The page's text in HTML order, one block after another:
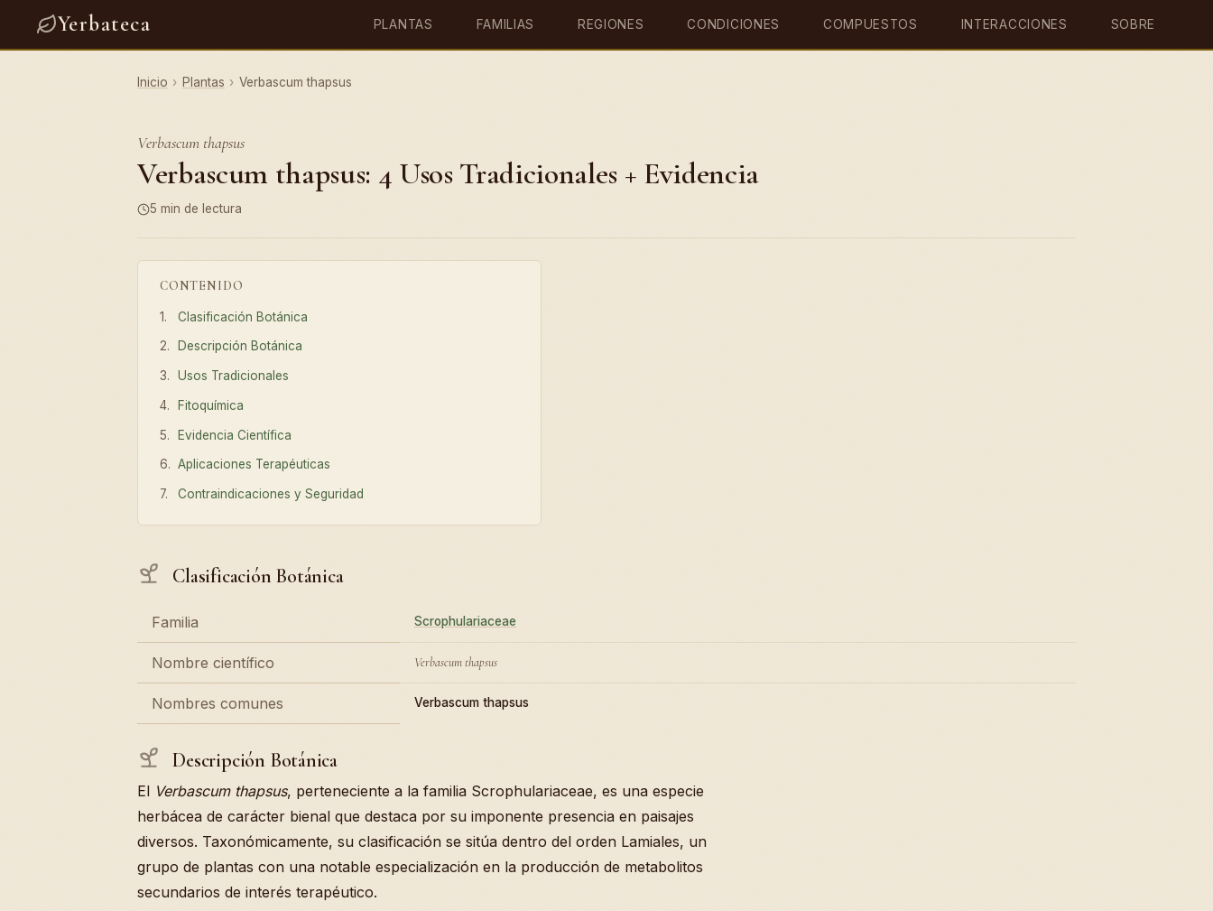
Yerbateca PLANTAS FAMILIAS REGIONES CONDICIONES COMPUESTOS INTERACCIONES SOBRE
Inicio › Plantas › Verbascum thapsus
Verbascum thapsus
Verbascum thapsus: 4 Usos Tradicionales + Evidencia
5 min de lectura
CONTENIDO
Clasificación Botánica
Descripción Botánica
Usos Tradicionales
Fitoquímica
Evidencia Científica
Aplicaciones Terapéuticas
Contraindicaciones y Seguridad
Clasificación Botánica
Familia Scrophulariaceae
Nombre científico Verbascum thapsus
Nombres comunes Verbascum thapsus
Descripción Botánica
El Verbascum thapsus, perteneciente a la familia Scrophulariaceae, es una especie
herbácea de carácter bienal que destaca por su imponente presencia en paisajes
diversos. Taxonómicamente, su clasificación se sitúa dentro del orden Lamiales, un
grupo de plantas con una notable especialización en la producción de metabolitos
secundarios de interés terapéutico.